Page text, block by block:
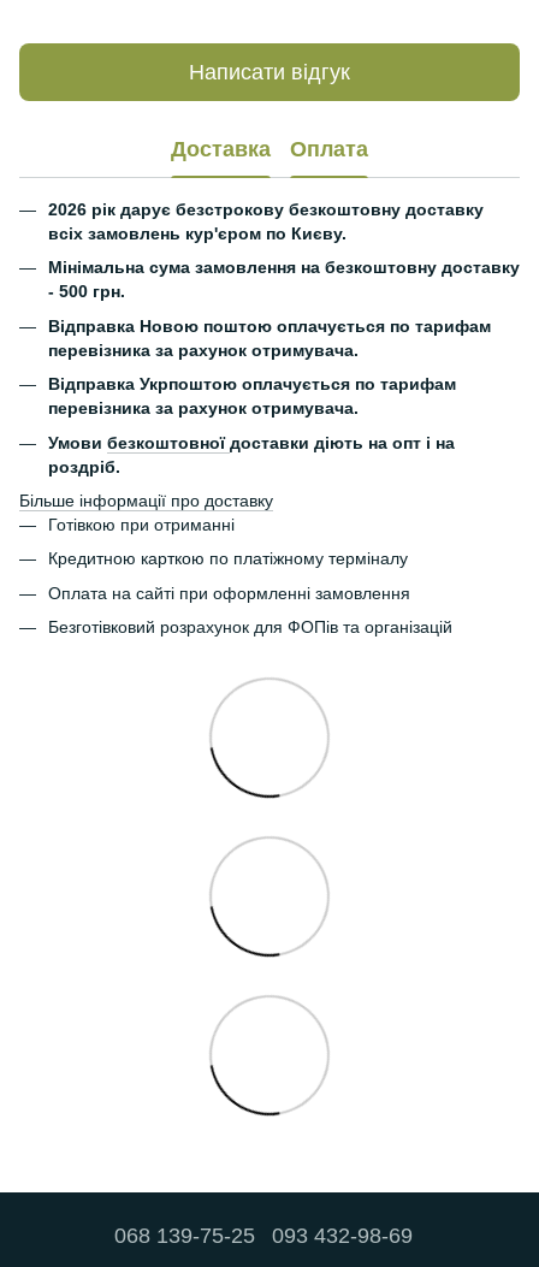
Написати відгук
Доставка Оплата
2026 рік дарує безстрокову безкоштовну доставку
всіх замовлень кур'єром по Києву.
Мінімальна сума замовлення на безкоштовну доставку
- 500 грн.
Відправка Новою поштою оплачується по тарифам
перевізника за рахунок отримувача.
Відправка Укрпоштою оплачується по тарифам
перевізника за рахунок отримувача.
Умови безкоштовноїдоставки діють на опт і на
роздріб.
Більше інформації про доставку
Готівкою при отриманні
Кредитною карткою по платіжному терміналу
Оплата на сайті при оформленні замовлення
Безготівковий розрахунок для ФОПів та організацій
068 139-75-25 093 432-98-69